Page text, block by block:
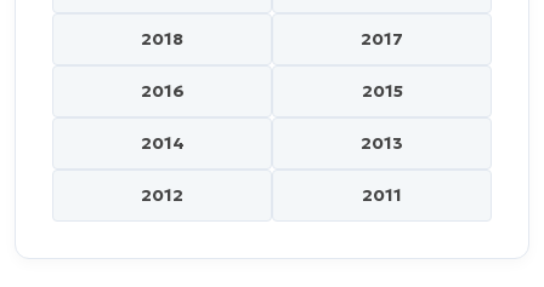
2018 2017
2016 2015
2014 2013
2012 2011